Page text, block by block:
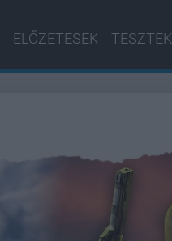
ELŐZETESEK TESZTEK